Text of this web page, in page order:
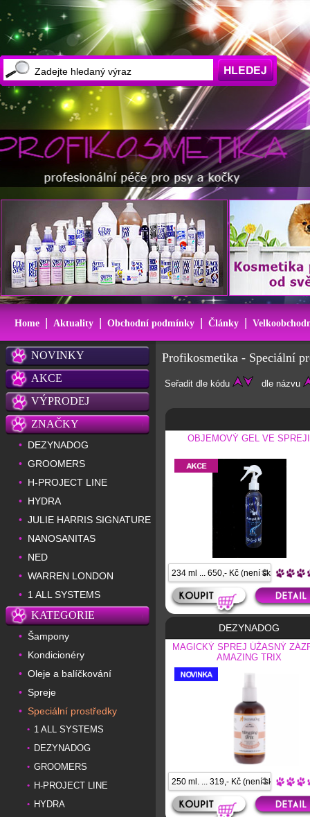
Home | Aktuality | Obchodní podmínky | Články |
NOVINKY
AKCE
VÝPRODEJ
ZNAČKY
• DEZYNADOG
• GROOMERS
• H-PROJECT LINE
• HYDRA
• JULIE HARRIS SIGNATURE
• NANOSANITAS
• NED
• WARREN LONDON
• 1 ALL SYSTEMS
KATEGORIE
• Šampony
• Kondicionéry
• Oleje a balíčkování
• Spreje
• Speciální prostředky
• 1 ALL SYSTEMS
• DEZYNADOG
• GROOMERS
• H-PROJECT LINE
• HYDRA
Profikosmetika - Speciální
Seřadit dle kódu dle názvu
OBJEMOVÝ GEL VE SPREJI
DEZYNADOG
MAGICKÝ SPREJ ÚŽASNÝ
AMAZING TRIX